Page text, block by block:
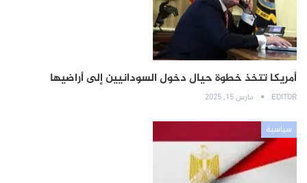
أمريكا تتخذ خطوة حيال دخول السودانيين إلى أراضيها
EDITOR مارس 15, 2025
سياسية